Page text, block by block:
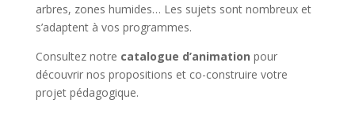
arbres, zones humides… Les sujets sont nombreux et
s’adaptent à vos programmes.
Consultez notre catalogue d’animation pour
découvrir nos propositions et co-construire votre
projet pédagogique.